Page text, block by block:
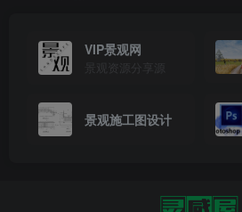
VIP景观网
景观资源分享源
景观施工图设计